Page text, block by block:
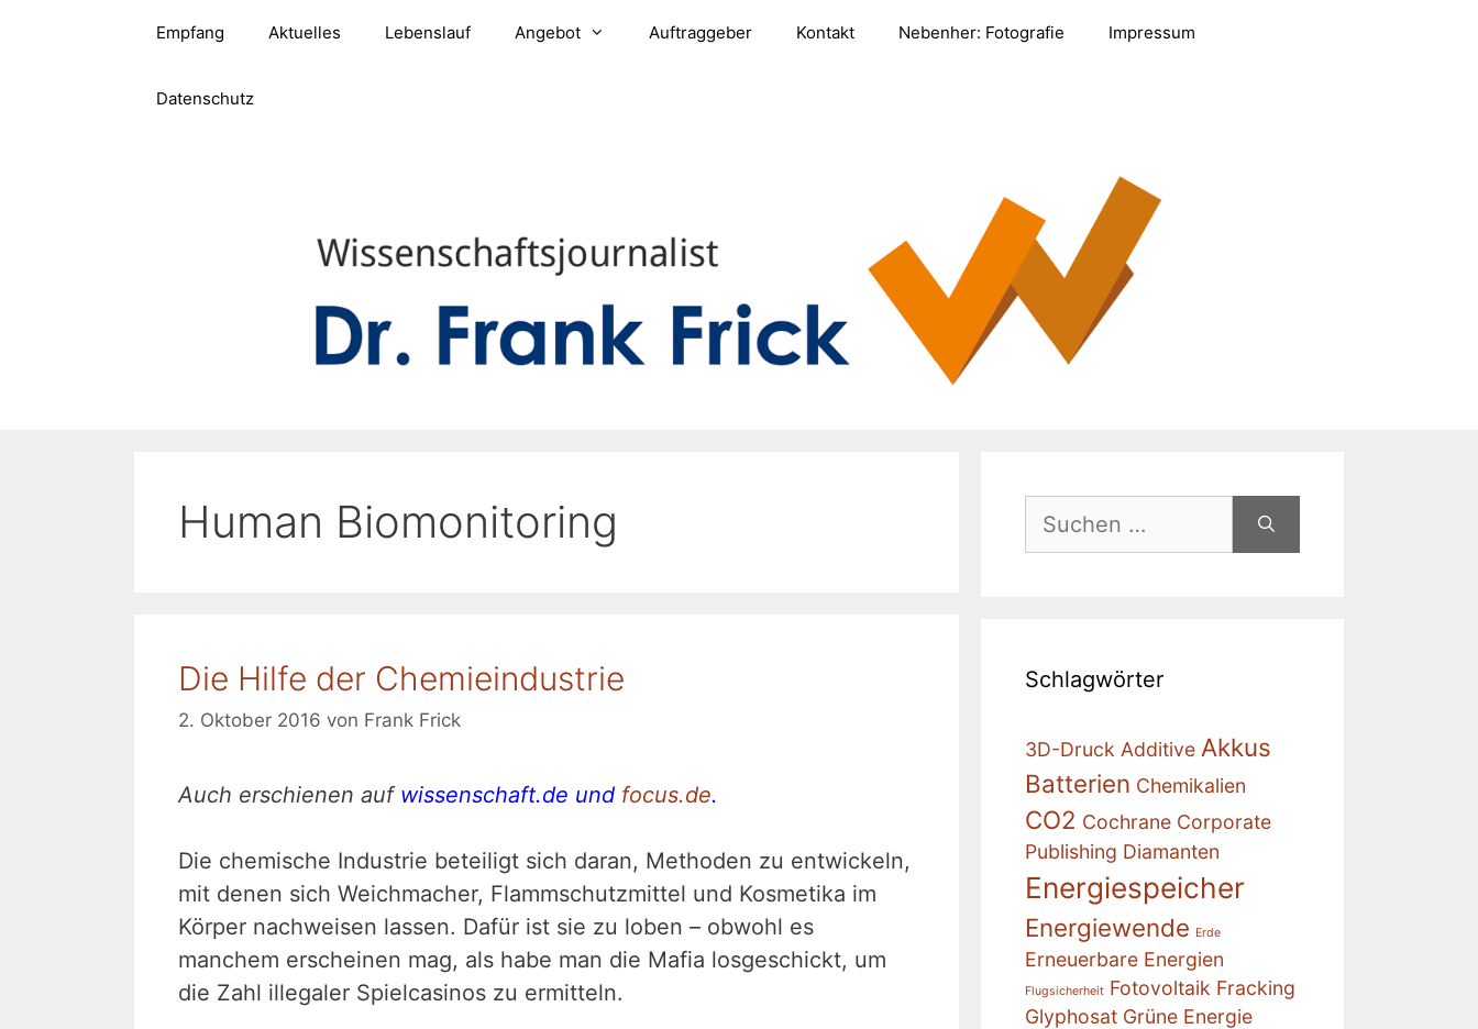
Empfang Aktuelles Lebenslauf Angebot Auftraggeber Kontakt Nebenher: Fotografie Impressum
Datenschutz
Human Biomonitoring
Die Hilfe der Chemieindustrie
2. Oktober 2016 von Frank Frick
Auch erschienen auf wissenschaft.de und focus.de.
Die chemische Industrie beteiligt sich daran, Methoden zu entwickeln,
mit denen sich Weichmacher, Flammschutzmittel und Kosmetika im
Körper nachweisen lassen. Dafür ist sie zu loben – obwohl es
manchem erscheinen mag, als habe man die Mafia losgeschickt, um
die Zahl illegaler Spielcasinos zu ermitteln.
nach:
Schlagwörter
3D-Druck Additive Akkus
Batterien Chemikalien
CO2 Cochrane Corporate
Publishing Diamanten
Energiespeicher
Energiewende Erde
Erneuerbare Energien
Flugsicherheit Fotovoltaik Fracking
Glyphosat Grüne Energie